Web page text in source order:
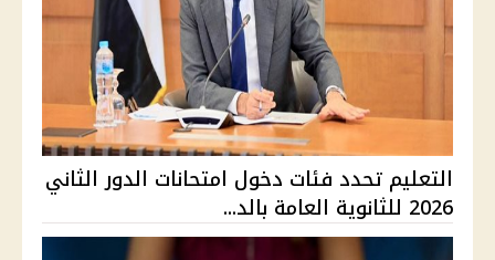
التعليم تحدد فئات دخول امتحانات الدور الثاني
2026 للثانوية العامة بالد...